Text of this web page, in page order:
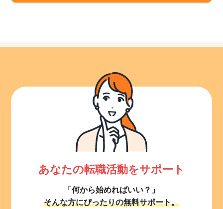
あなたの転職活動をサポート
「何から始めればいい？」
そんな方にぴったりの無料サポート。